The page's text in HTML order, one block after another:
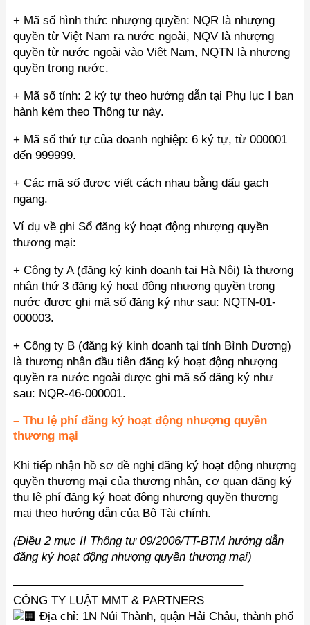
+ Mã số hình thức nhượng quyền: NQR là nhượng
quyền từ Việt Nam ra nước ngoài, NQV là nhượng
quyền từ nước ngoài vào Việt Nam, NQTN là nhượng
quyền trong nước.
+ Mã số tỉnh: 2 ký tự theo hướng dẫn tại Phụ lục I ban
hành kèm theo Thông tư này.
+ Mã số thứ tự của doanh nghiệp: 6 ký tự, từ 000001
đến 999999.
+ Các mã số được viết cách nhau bằng dấu gạch
ngang.
Ví dụ về ghi Sổ đăng ký hoạt động nhượng quyền
thương mại:
+ Công ty A (đăng ký kinh doanh tại Hà Nội) là thương
nhân thứ 3 đăng ký hoạt động nhượng quyền trong
nước được ghi mã số đăng ký như sau: NQTN-01-
000003.
+ Công ty B (đăng ký kinh doanh tại tỉnh Bình Dương)
là thương nhân đầu tiên đăng ký hoạt động nhượng
quyền ra nước ngoài được ghi mã số đăng ký như
sau: NQR-46-000001.
– Thu lệ phí đăng ký hoạt động nhượng quyền
thương mại
Khi tiếp nhận hồ sơ đề nghị đăng ký hoạt động nhượng
quyền thương mại của thương nhân, cơ quan đăng ký
thu lệ phí đăng ký hoạt động nhượng quyền thương
mại theo hướng dẫn của Bộ Tài chính.
(Điều 2 mục II Thông tư 09/2006/TT-BTM hướng dẫn
đăng ký hoạt động nhượng quyền thương mại)
———————————————————–
CÔNG TY LUẬT MMT & PARTNERS
Địa chỉ: 1N Núi Thành, quận Hải Châu, thành phố